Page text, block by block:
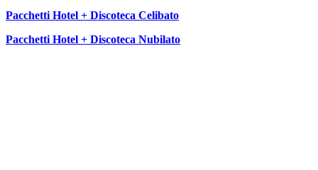
Pacchetti Hotel + Discoteca Celibato
Pacchetti Hotel + Discoteca Nubilato